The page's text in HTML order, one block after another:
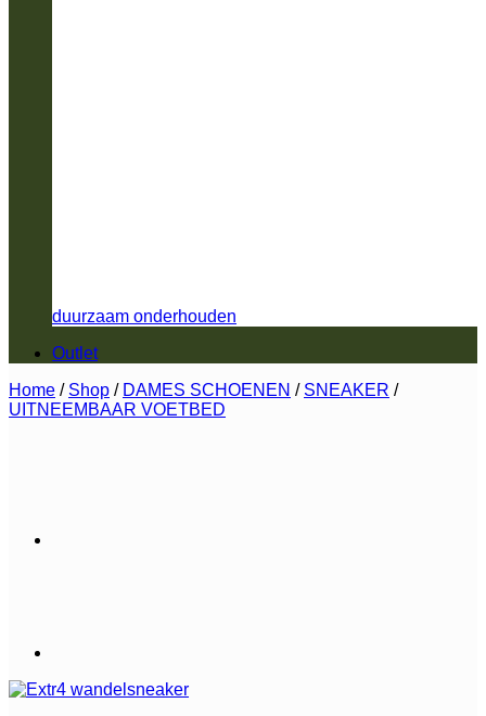
duurzaam onderhouden
Outlet
Home / Shop / DAMES SCHOENEN / SNEAKER /
UITNEEMBAAR VOETBED